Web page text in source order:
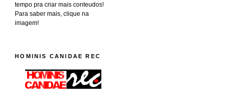
tempo pra criar mais conteudos!
Para saber mais, clique na
imagem!
HOMINIS CANIDAE REC